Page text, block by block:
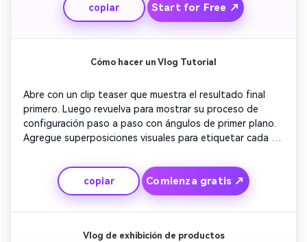
explicando cada mejora. Cerrar con usted sonriendo e
invitando a los espectadores a comentar sobre sus
propias transformaciones.
copiar Start for Free ↗
Cómo hacer un Vlog Tutorial
Abre con un clip teaser que muestra el resultado final
primero. Luego revuelva para mostrar su proceso de
configuración paso a paso con ángulos de primer plano.
Agregue superposiciones visuales para etiquetar cada
para guiar a los espectadores. Concluya resumiendo los
pasos clave con una lista de verificación en pantalla para
impulsar la retención.
copiar Comienza gratis ↗
Vlog de exhibición de productos